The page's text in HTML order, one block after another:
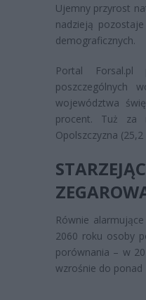
Ujemny przyrost
nadzieją
demograficznych.
Portal Forsal.pl
poszczególnych
województwa
procent. Tuż za
Opolszczyzna
Równie
2060 roku osoby
porównania – w
wzrośnie do ponad